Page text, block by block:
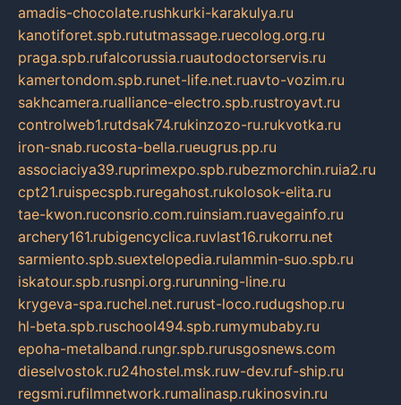
amadis-chocolate.rushkurki-karakulya.ru
kanotiforet.spb.rututmassage.ruecolog.org.ru
praga.spb.rufalcorussia.ruautodoctorservis.ru
kamertondom.spb.runet-life.net.ruavto-vozim.ru
sakhcamera.rualliance-electro.spb.rustroyavt.ru
controlweb1.rutdsak74.rukinzozo-ru.rukvotka.ru
iron-snab.rucosta-bella.rueugrus.pp.ru
associaciya39.ruprimexpo.spb.rubezmorchin.ruia2.ru
cpt21.ruispecspb.ruregahost.rukolosok-elita.ru
tae-kwon.ruconsrio.com.ruinsiam.ruavegainfo.ru
archery161.rubigencyclica.ruvlast16.rukorru.net
sarmiento.spb.suextelopedia.rulammin-suo.spb.ru
iskatour.spb.rusnpi.org.rurunning-line.ru
krygeva-spa.ruchel.net.rurust-loco.rudugshop.ru
hl-beta.spb.ruschool494.spb.rumymubaby.ru
epoha-metalband.rungr.spb.rurusgosnews.com
dieselvostok.ru24hostel.msk.ruw-dev.ruf-ship.ru
regsmi.rufilmnetwork.rumalinasp.rukinosvin.ru